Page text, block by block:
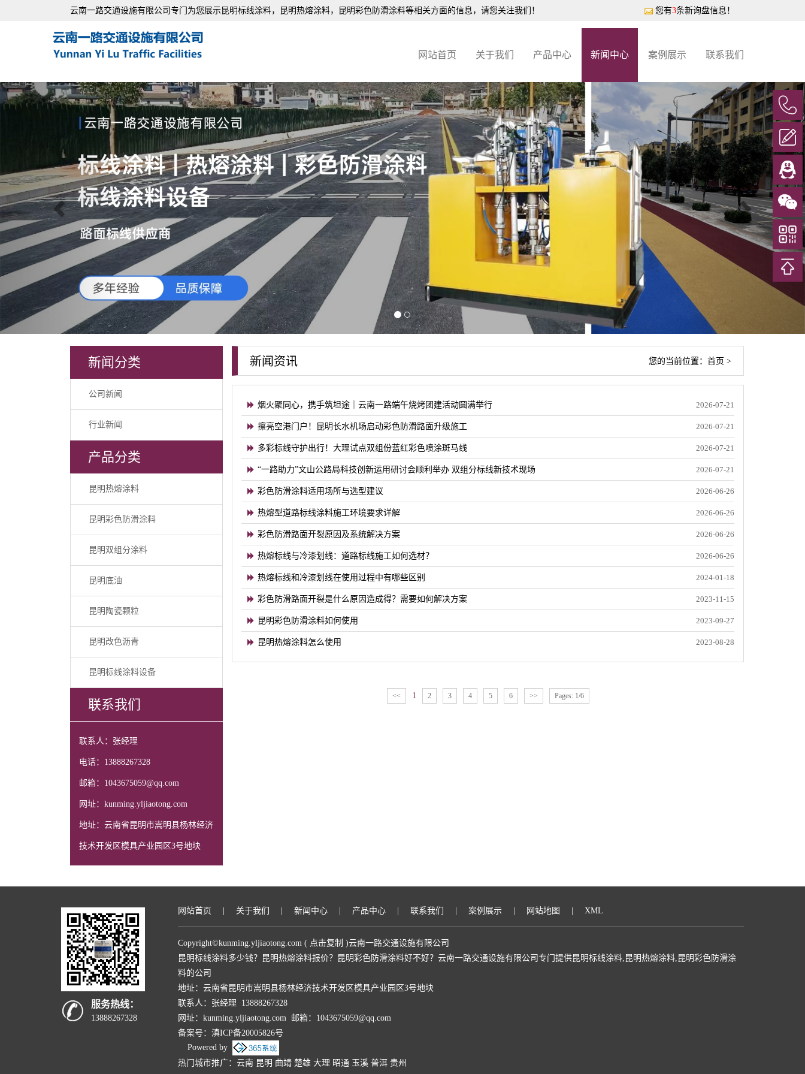
云南一路交通设施有限公司专门为您展示昆明标线涂料，昆明热熔涂料，昆明彩色防滑涂料等相关方面的信息，请您关注我们！ 您有3条新询盘信息！
网站首页 关于我们 产品中心 新闻中心 案例展示 联系我们
Previous Next
新闻分类
公司新闻
行业新闻
产品分类
昆明热熔涂料
昆明彩色防滑涂料
昆明双组分涂料
昆明底油
昆明陶瓷颗粒
昆明改色沥青
昆明标线涂料设备
联系我们
联系人：张经理
电话：13888267328
邮箱：1043675059@qq.com
网址：kunming.yljiaotong.com
地址：云南省昆明市嵩明县杨林经济
技术开发区模具产业园区3号地块
新闻资讯 您的当前位置： 首页 >
烟火聚同心，携手筑坦途｜云南一路端午烧烤团建活动圆满举行 2026-07-21
擦亮空港门户！昆明长水机场启动彩色防滑路面升级施工 2026-07-21
多彩标线守护出行！大理试点双组份蓝红彩色喷涂斑马线 2026-07-21
“一路助力”文山公路局科技创新运用研讨会顺利举办 双组分标线新技术现场 2026-07-21
彩色防滑涂料适用场所与选型建议 2026-06-26
热熔型道路标线涂料施工环境要求详解 2026-06-26
彩色防滑路面开裂原因及系统解决方案 2026-06-26
热熔标线与冷漆划线：道路标线施工如何选材？ 2026-06-26
热熔标线和冷漆划线在使用过程中有哪些区别 2024-01-18
彩色防滑路面开裂是什么原因造成得？需要如何解决方案 2023-11-15
昆明彩色防滑涂料如何使用 2023-09-27
昆明热熔涂料怎么使用 2023-08-28
<< 1 2 3 4 5 6 >> Pages: 1/6
服务热线：
13888267328
网站首页 关于我们 新闻中心 产品中心 联系我们 案例展示 网站地图 XML
Copyright©kunming.yljiaotong.com ( 点击复制 )云南一路交通设施有限公司
昆明标线涂料多少钱？昆明热熔涂料报价？昆明彩色防滑涂料好不好？云南一路交通设施有限公司专门提供昆明标线涂料,昆明热熔涂料,昆明彩色防滑涂
料的公司
地址：云南省昆明市嵩明县杨林经济技术开发区模具产业园区3号地块
联系人：张经理 13888267328
网址：kunming.yljiaotong.com 邮箱：1043675059@qq.com
备案号： 滇ICP备20005826号
Powered by
热门城市推广： 云南 昆明 曲靖 楚雄 大理 昭通 玉溪 普洱 贵州